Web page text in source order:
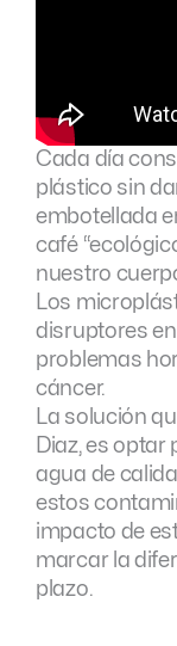
Cada día
plástico sin
embotellada
café
nuestro
Los
disruptores
problemas
cáncer.
La solución
Diaz, es optar
agua de
estos
impacto de
marcar la
plazo.